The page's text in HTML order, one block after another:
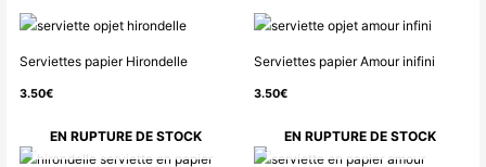
ancien
Serviettes papier Hirondelle
3.50€
Serviettes papier Amour inifini
3.50€
EN RUPTURE DE STOCK EN RUPTURE DE STOCK